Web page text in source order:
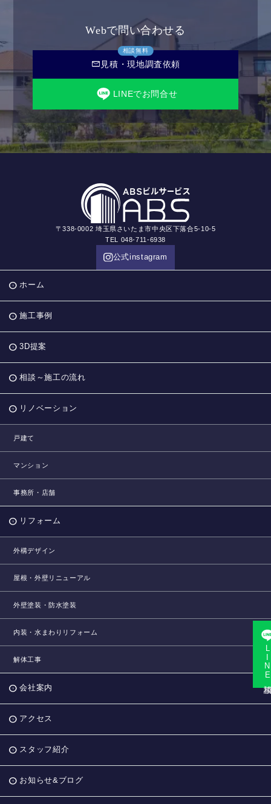
Webで問い合わせる
相談無料
mail見積・現地調査依頼
LINEでお問合せ
〒338-0002 埼玉県さいたま市中央区下落合5-10-5
TEL 048-711-6938
公式instagram
ホーム
施工事例
3D提案
相談～施工の流れ
リノベーション
戸建て
マンション
事務所・店舗
リフォーム
外構デザイン
屋根・外壁リニューアル
外壁塗装・防水塗装
内装・水まわりリフォーム
解体工事
会社案内
アクセス
スタッフ紹介
お知らせ&ブログ